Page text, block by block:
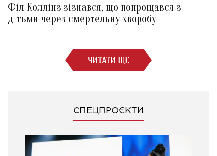
Філ Коллінз зізнався, що попрощався з
дітьми через смертельну хворобу
ЧИТАТИ ЩЕ
СПЕЦПРОЄКТИ